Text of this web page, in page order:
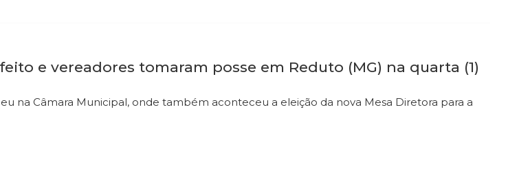
e vereadores tomaram posse em Reduto (MG) na quarta (1)
na Câmara Municipal, onde também aconteceu a eleição da nova Mesa Diretora para a